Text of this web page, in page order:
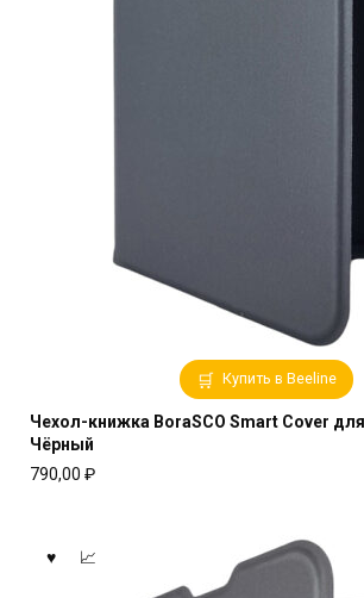
Купить в Beeline
Чехол-книжка BoraSCO Smart Cover
Чёрный
790,00 ₽